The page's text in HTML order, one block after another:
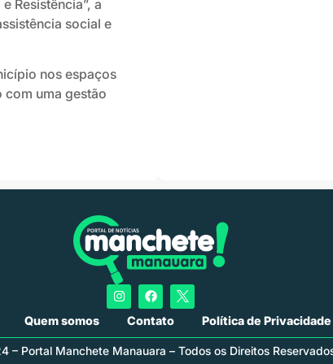
Resistência”, a
social e
nos espaços
uma gestão
Quem somos Contato Política de Privacidade
– Portal Manchete Manauara – Todos os Direitos